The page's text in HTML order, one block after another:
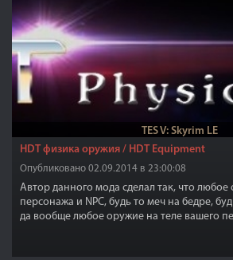
TES V: Skyrim LE
HDT физика оружия / HDT Equipment
Опубликовано 02.09.2014 в 23:00:08
Автор данного мода сделал так, что любое
персонажа и NPC, будь то меч на бедре,
да вообще любое оружие на теле вашего